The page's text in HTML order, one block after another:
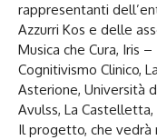
rappresentanti
Azzurri Kos e delle
Musica che Cura, Iris
Cognitivismo Clinico,
Asterione, Università
Avulss, La Castelletta,
Il progetto, che vedrà